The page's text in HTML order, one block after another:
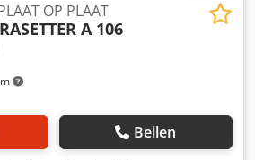
OP PLAAT
A 106
Bellen